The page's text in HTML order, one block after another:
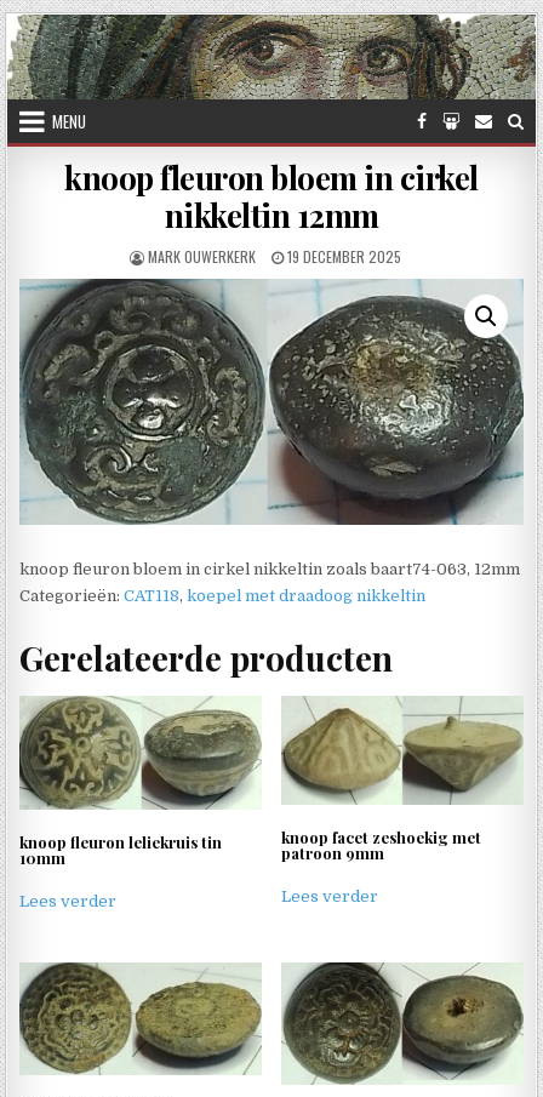
Skip to content
MENU
knoop fleuron bloem in cirkel
nikkeltin 12mm
AUTHOR:
MARK OUWERKERK PUBLISHED DATE:
19 DECEMBER 2025
knoop fleuron bloem in cirkel nikkeltin zoals baart74-063, 12mm
Categorieën:CAT118,koepel met draadoog nikkeltin
Gerelateerde producten
knoop fleuron leliekruis tin
10mm
Lees verder
knoop facet zeshoekig met
patroon 9mm
Lees verder